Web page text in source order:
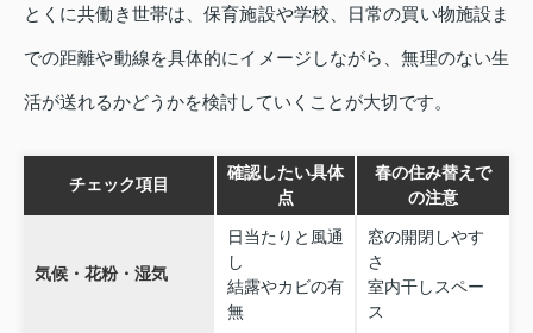
とくに共働き世帯は、保育施設や学校、日常の買い物施設ま
での距離や動線を具体的にイメージしながら、無理のない生
活が送れるかどうかを検討していくことが大切です。
チェック項目
確認したい具体
点
春の住み替えで
の注意
気候・花粉・湿気
日当たりと風通
し
結露やカビの有
無
窓の開閉しやす
さ
室内干しスペー
ス